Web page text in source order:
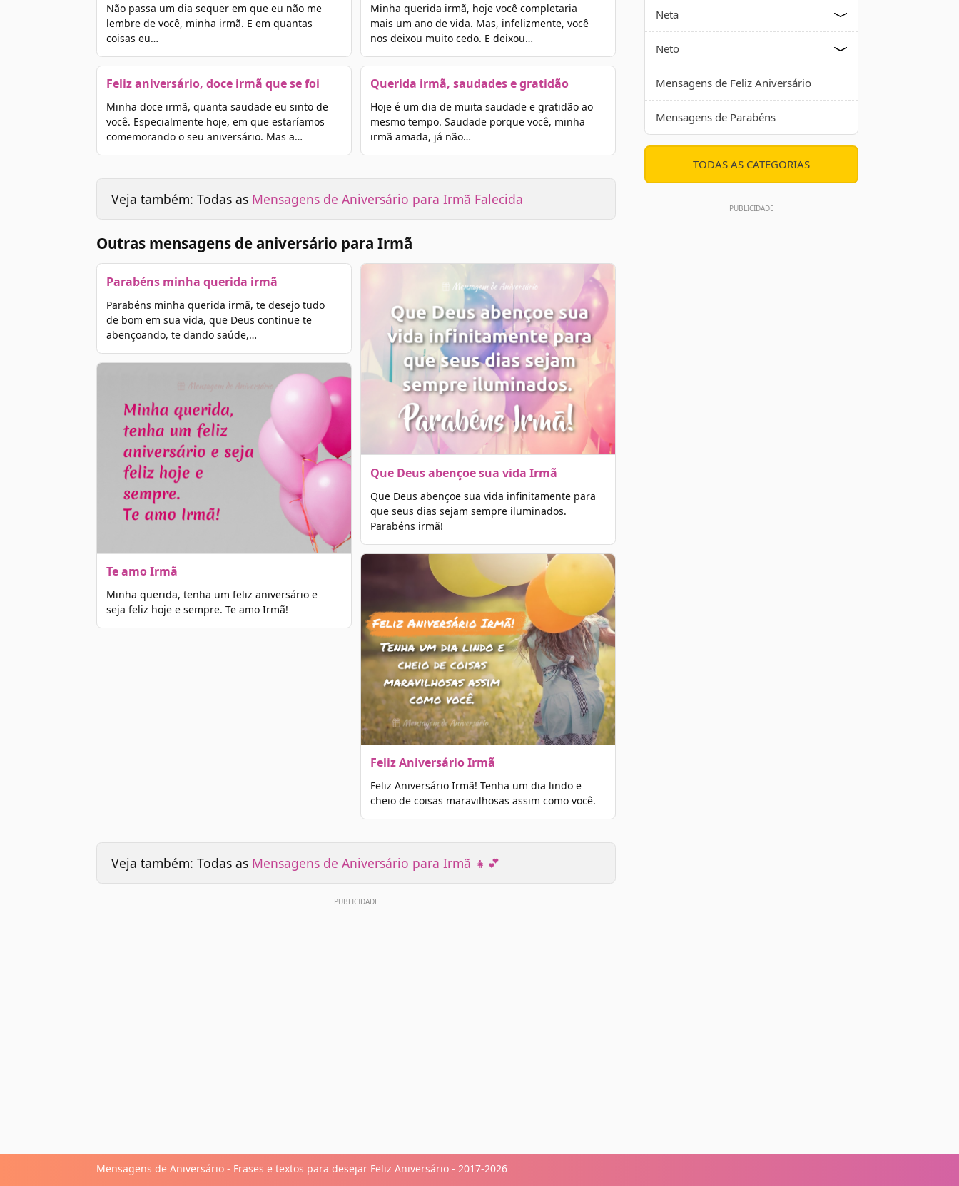
Não passa um dia sequer em que eu não me
lembre de você, minha irmã. E em quantas
coisas eu…
Feliz aniversário, doce irmã que se foi
Minha doce irmã, quanta saudade eu sinto de
você. Especialmente hoje, em que estaríamos
comemorando o seu aniversário. Mas a…
Minha querida irmã, hoje você completaria
mais um ano de vida. Mas, infelizmente, você
nos deixou muito cedo. E deixou…
Querida irmã, saudades e gratidão
Hoje é um dia de muita saudade e gratidão ao
mesmo tempo. Saudade porque você, minha
irmã amada, já não…
Veja também: Todas as Mensagens de Aniversário para Irmã Falecida
Outras mensagens de aniversário para Irmã
Parabéns minha querida irmã
Parabéns minha querida irmã, te desejo tudo
de bom em sua vida, que Deus continue te
abençoando, te dando saúde,…
Te amo Irmã
Minha querida, tenha um feliz aniversário e
seja feliz hoje e sempre. Te amo Irmã!
Que Deus abençoe sua vida Irmã
Que Deus abençoe sua vida infinitamente para
que seus dias sejam sempre iluminados.
Parabéns irmã!
Feliz Aniversário Irmã
Feliz Aniversário Irmã! Tenha um dia lindo e
cheio de coisas maravilhosas assim como você.
Veja também: Todas as Mensagens de Aniversário para Irmã 👧💕
Neta
Neto
Mensagens de Feliz Aniversário
Mensagens de Parabéns
TODAS AS CATEGORIAS
Mensagens de Aniversário - Frases e textos para desejar Feliz Aniversário - 2017-2026